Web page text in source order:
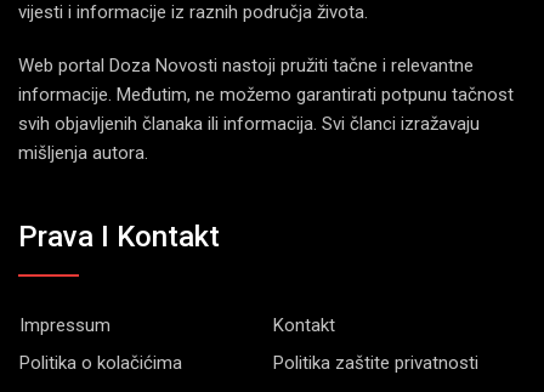
vijesti i informacije iz raznih područja života.
Web portal Doza Novosti nastoji pružiti tačne i relevantne
informacije. Međutim, ne možemo garantirati potpunu tačnost
svih objavljenih članaka ili informacija. Svi članci izražavaju
mišljenja autora.
Prava I Kontakt
Impressum
Kontakt
Politika o kolačićima
Politika zaštite privatnosti